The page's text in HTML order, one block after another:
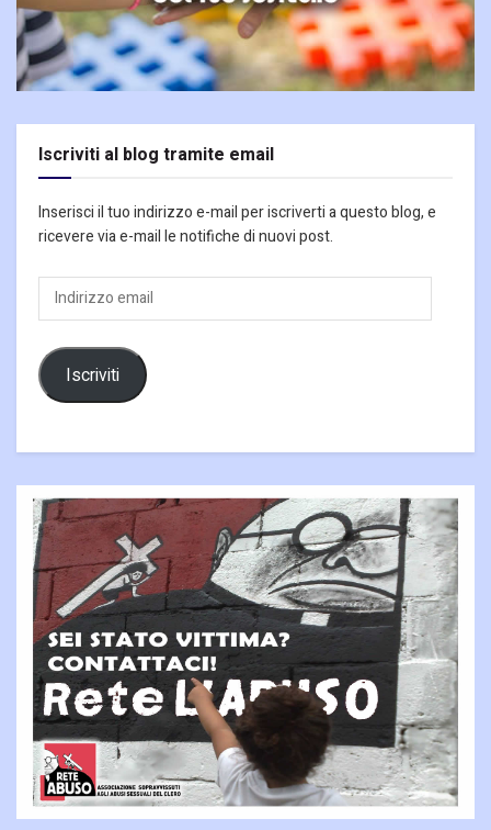
Iscriviti al blog tramite email
Inserisci il tuo indirizzo e-mail per iscriverti a questo blog, e
ricevere via e-mail le notifiche di nuovi post.
Indirizzo
email
Iscriviti